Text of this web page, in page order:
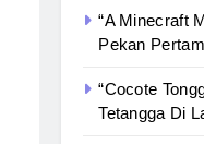
“A Minecraft
Pekan
“Cocote
Tetangga Di